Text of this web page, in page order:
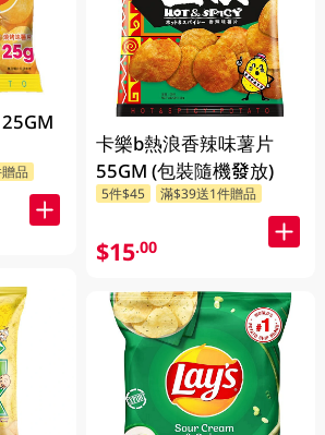
品
卡樂b熱浪香辣味薯片
55GM (包裝隨機發放)
5件$45 滿$39送1件贈品
$15.00